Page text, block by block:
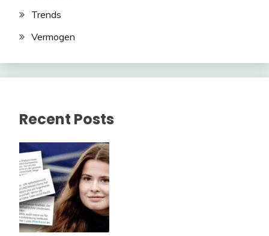
Trends
Vermogen
Recent Posts